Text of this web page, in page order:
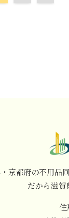
京都府の不用品
だから滋賀